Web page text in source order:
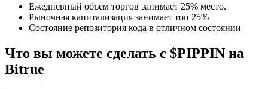
Ежедневный объем торгов занимает 25% место.
Рыночная капитализация занимает топ 25%
Состояние репозитория кода в отличном состоянии
Что вы можете сделать с $PIPPIN на
Bitrue